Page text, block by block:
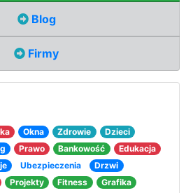
Blog
Firmy
Okna Zdrowie
Dzieci
Prawo Bankowość
Edukacja
Ubezpieczenia
Drzwi
Projekty Fitness
Grafika